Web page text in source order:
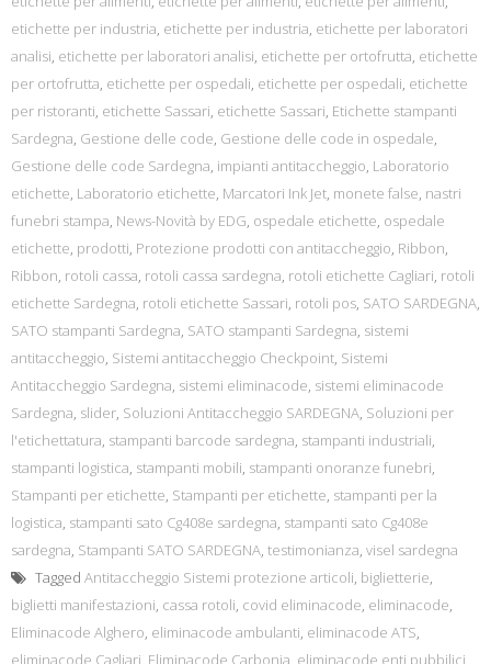
etichette per industria, etichette per industria, etichette per laboratori
analisi, etichette per laboratori analisi, etichette per ortofrutta, etichette
per ortofrutta, etichette per ospedali, etichette per ospedali, etichette
per ristoranti, etichette Sassari, etichette Sassari, Etichette stampanti
Sardegna, Gestione delle code, Gestione delle code in ospedale,
Gestione delle code Sardegna, impianti antitaccheggio, Laboratorio
etichette, Laboratorio etichette, Marcatori Ink Jet, monete false, nastri
funebri stampa, News-Novità by EDG, ospedale etichette, ospedale
etichette, prodotti, Protezione prodotti con antitaccheggio, Ribbon,
Ribbon, rotoli cassa, rotoli cassa sardegna, rotoli etichette Cagliari, rotoli
etichette Sardegna, rotoli etichette Sassari, rotoli pos, SATO SARDEGNA,
SATO stampanti Sardegna, SATO stampanti Sardegna, sistemi
antitaccheggio, Sistemi antitaccheggio Checkpoint, Sistemi
Antitaccheggio Sardegna, sistemi eliminacode, sistemi eliminacode
Sardegna, slider, Soluzioni Antitaccheggio SARDEGNA, Soluzioni per
l'etichettatura, stampanti barcode sardegna, stampanti industriali,
stampanti logistica, stampanti mobili, stampanti onoranze funebri,
Stampanti per etichette, Stampanti per etichette, stampanti per la
logistica, stampanti sato Cg408e sardegna, stampanti sato Cg408e
sardegna, Stampanti SATO SARDEGNA, testimonianza, visel sardegna
Tagged Antitaccheggio Sistemi protezione articoli, biglietterie,
biglietti manifestazioni, cassa rotoli, covid eliminacode, eliminacode,
Eliminacode Alghero, eliminacode ambulanti, eliminacode ATS,
eliminacode Cagliari Eliminacode Carbonia eliminacode enti pubbilici